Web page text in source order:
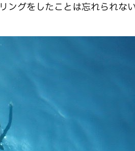
ングをしたことは忘れられな